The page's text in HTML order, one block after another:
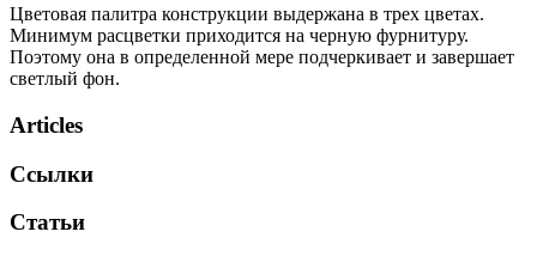
Цветовая палитра конструкции выдержана в трех цветах.
Минимум расцветки приходится на черную фурнитуру.
Поэтому она в определенной мере подчеркивает и завершает
светлый фон.
Articles
Ссылки
Статьи